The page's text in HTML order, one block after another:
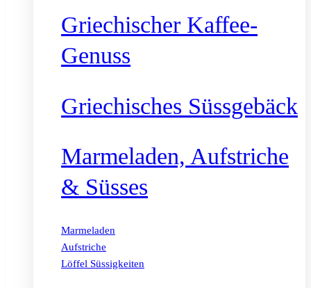
Griechischer Kaffee-
Genuss
Griechisches Süssgebäck
Marmeladen, Aufstriche
& Süsses
Marmeladen
Aufstriche
Löffel Süssigkeiten